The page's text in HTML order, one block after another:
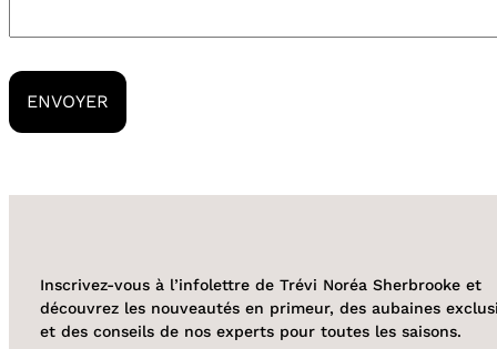
Inscrivez-vous à l’infolettre de Trévi Noréa Sherbrooke et
découvrez les nouveautés en primeur, des aubaines
et des conseils de nos experts pour toutes les saisons.